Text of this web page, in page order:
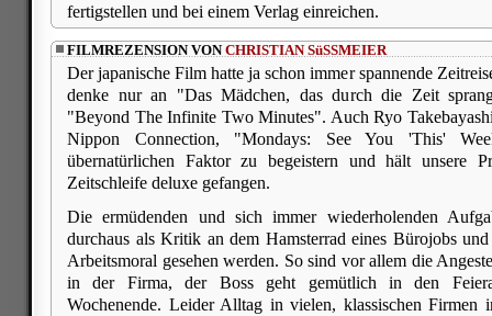
fertigstellen und bei einem Verlag einreichen.
FILMREZENSION VONCHRISTIAN SüSSMEIER
Der japanische Film hatte ja schon immer spannende
denke nur an "Das Mädchen, das durch die Zeit
"Beyond The Infinite Two Minutes". Auch Ryo
Nippon Connection, "Mondays: See You 'This'
übernatürlichen Faktor zu begeistern und hält unsere
Zeitschleife deluxe gefangen.
Die ermüdenden und sich immer wiederholenden
durchaus als Kritik an dem Hamsterrad eines Bürojobs
Arbeitsmoral gesehen werden. So sind vor allem die
in der Firma, der Boss geht gemütlich in den
Wochenende. Leider Alltag in vielen, klassischen Firmen